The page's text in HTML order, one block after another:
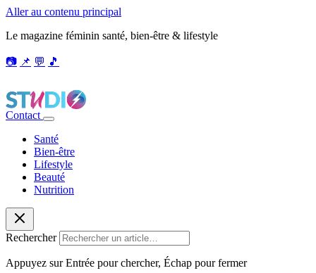
Aller au contenu principal
Le magazine féminin santé, bien-être & lifestyle
📷 📌 💬 🎵
Contact
Santé
Bien-être
Lifestyle
Beauté
Nutrition
Rechercher
Appuyez sur Entrée pour chercher, Échap pour fermer